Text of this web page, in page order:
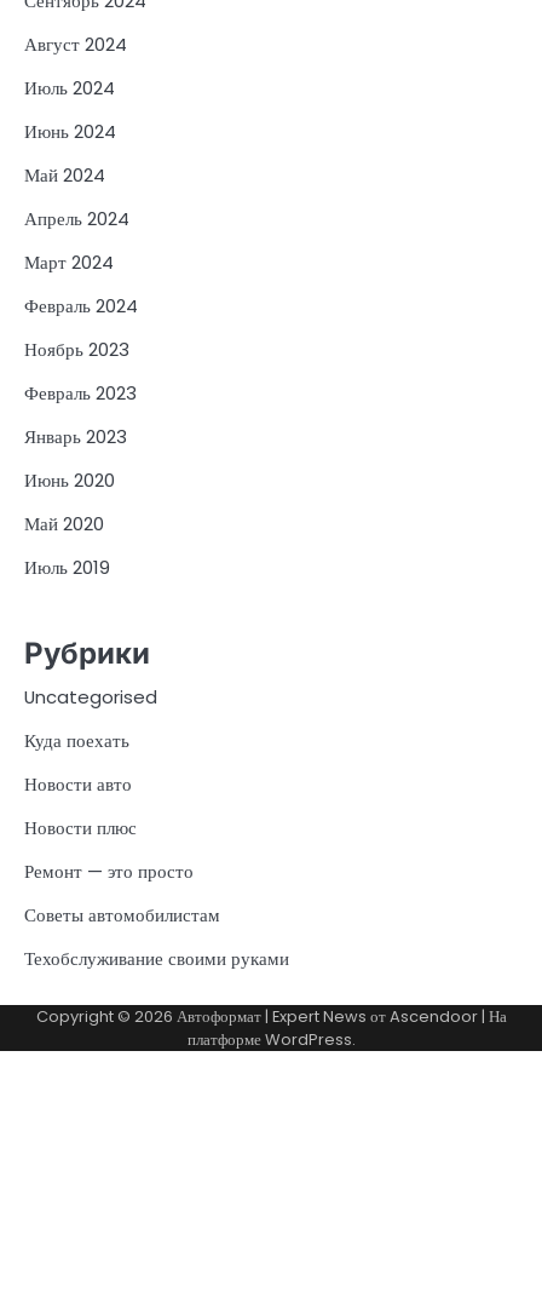
Август 2024
Июль 2024
Июнь 2024
Май 2024
Апрель 2024
Март 2024
Февраль 2024
Ноябрь 2023
Февраль 2023
Январь 2023
Июнь 2020
Май 2020
Июль 2019
Рубрики
Uncategorised
Куда поехать
Новости авто
Новости плюс
Ремонт — это просто
Советы автомобилистам
Техобслуживание своими руками
Copyright © 2026 Автоформат| Expert News отAscendoor| На
платформеWordPress.